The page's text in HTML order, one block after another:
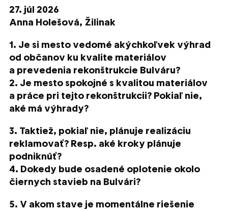
27. júl 2026
Anna Holešová, Žilinak
1. Je si mesto vedomé akýchkoľvek výhrad
od občanov ku kvalite materiálov
a prevedenia rekonštrukcie Bulváru?
2. Je mesto spokojné s kvalitou materiálov
a práce pri tejto rekonštrukcii? Pokiaľ nie,
aké má výhrady?
3. Taktiež, pokiaľ nie, plánuje realizáciu
reklamovať? Resp. aké kroky plánuje
podniknúť?
4. Dokedy bude osadené oplotenie okolo
čiernych stavieb na Bulvári?
5. V akom stave je momentálne riešenie